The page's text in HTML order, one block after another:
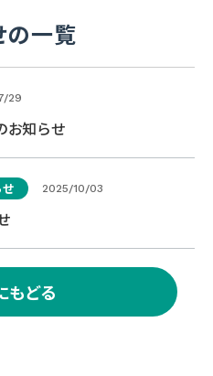
の一覧
29
お知らせ
2025/10/03
もどる